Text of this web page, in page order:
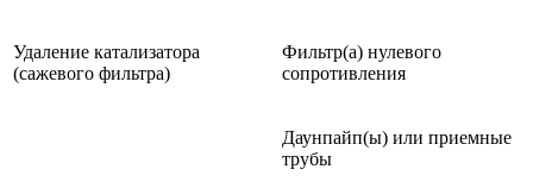
Удаление катализатора
(сажевого фильтра)
Фильтр(а) нулевого
сопротивления
Даунпайп(ы) или приемные
трубы